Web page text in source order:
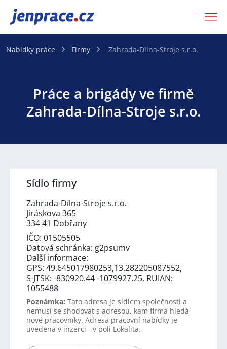
JenPráce.cz
Nabídky práce Firmy Zahrada-Dílna-Stroje s.r.o.
Práce a brigády ve firmě
Zahrada-Dílna-Stroje s.r.o.
Sídlo firmy
Zahrada-Dílna-Stroje s.r.o.
Jiráskova 365
334 41 Dobřany
IČO: 01505505
Datová schránka: g2psumv
Další informace:
GPS: 49.645017980253,13.282205087552,
S-JTSK: -830920.44 -1079927.25, RUIAN:
1055488
Poznámka: Tato adresa je sídlem společnosti a
nemusí se shodovat s adresou, kam firma hledá
nové pracovníky. Adresa pracovní nabídky je
uvedena v inzerci - v poli Lokalita.